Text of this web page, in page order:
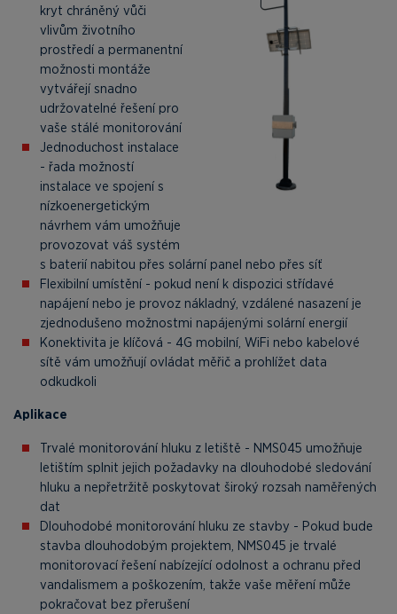
kryt chráněný vůči
vlivům životního
prostředí a permanentní
možnosti montáže
vytvářejí snadno
udržovatelné řešení pro
vaše stálé monitorování
Jednoduchost instalace
- řada možností
instalace ve spojení s
nízkoenergetickým
návrhem vám umožňuje
provozovat váš systém
s baterií nabitou přes solární panel nebo přes síť
Flexibilní umístění - pokud není k dispozici střídavé
napájení nebo je provoz nákladný, vzdálené nasazení je
zjednodušeno možnostmi napájenými solární energií
Konektivita je klíčová - 4G mobilní, WiFi nebo kabelové
sítě vám umožňují ovládat měřič a prohlížet data
odkudkoli
Aplikace
Trvalé monitorování hluku z letiště - NMS045 umožňuje
letištím splnit jejich požadavky na dlouhodobé sledování
hluku a nepřetržitě poskytovat široký rozsah naměřených
dat
Dlouhodobé monitorování hluku ze stavby - Pokud bude
stavba dlouhodobým projektem, NMS045 je trvalé
monitorovací řešení nabízející odolnost a ochranu před
vandalismem a poškozením, takže vaše měření může
pokračovat bez přerušení